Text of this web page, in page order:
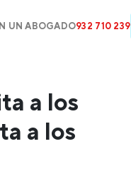
UN ABOGADO932 710 239
a los
a los